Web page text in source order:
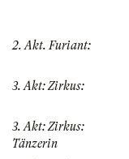
2. Akt. Furiant:
3. Akt: Zirkus:
3. Akt: Zirkus:
Tänzerin